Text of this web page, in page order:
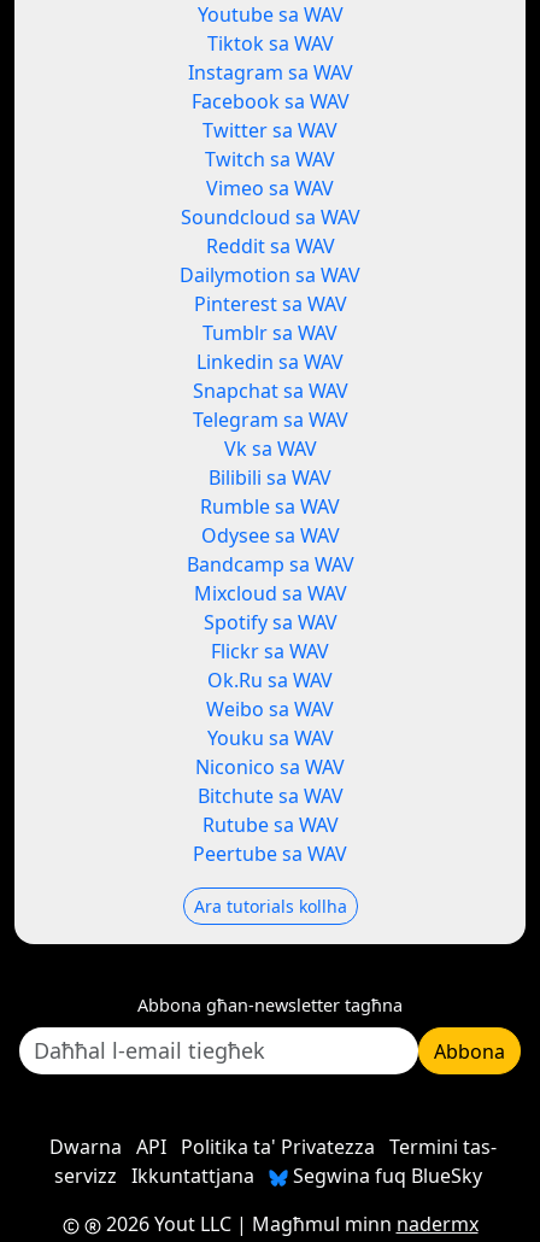
Youtube sa WAV
Tiktok sa WAV
Instagram sa WAV
Facebook sa WAV
Twitter sa WAV
Twitch sa WAV
Vimeo sa WAV
Soundcloud sa WAV
Reddit sa WAV
Dailymotion sa WAV
Pinterest sa WAV
Tumblr sa WAV
Linkedin sa WAV
Snapchat sa WAV
Telegram sa WAV
Vk sa WAV
Bilibili sa WAV
Rumble sa WAV
Odysee sa WAV
Bandcamp sa WAV
Mixcloud sa WAV
Spotify sa WAV
Flickr sa WAV
Ok.Ru sa WAV
Weibo sa WAV
Youku sa WAV
Niconico sa WAV
Bitchute sa WAV
Rutube sa WAV
Peertube sa WAV
Ara tutorials kollha
Abbona għan-newsletter tagħna
Abbona
Dwarna API Politika ta' Privatezza Termini tas-
servizz Ikkuntattjana
Segwina fuq BlueSky
2026 Yout LLC| Magħmul minn nadermx